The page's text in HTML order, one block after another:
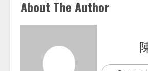
About The Author